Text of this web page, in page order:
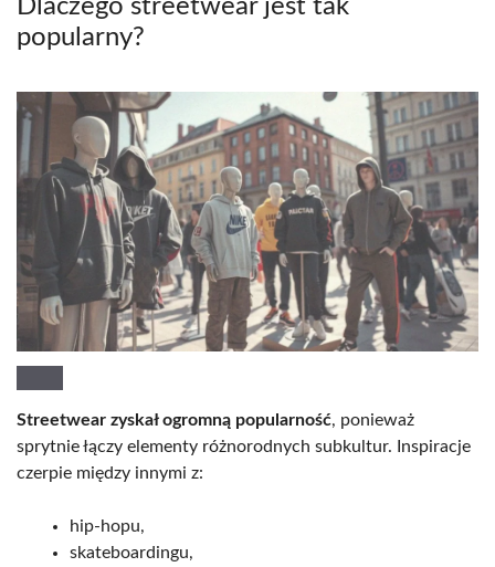
Dlaczego streetwear jest tak
popularny?
Streetwear zyskał ogromną popularność, ponieważ
sprytnie łączy elementy różnorodnych subkultur. Inspiracje
czerpie między innymi z:
hip-hopu,
skateboardingu,